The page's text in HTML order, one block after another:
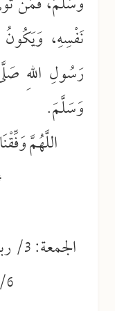
نَفْسِهِ، وَيَكُونُ
رَسُولِ اللهِ
وَسَلَّمَ.
اللَّهُمَّ
6/ أيلول / 2023م